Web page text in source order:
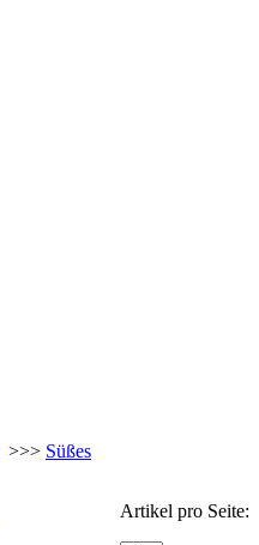
>>> Süßes
Artikel pro Seite: